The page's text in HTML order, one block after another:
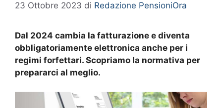
23 Ottobre 2023 di Redazione PensioniOra
Dal 2024 cambia la fatturazione e diventa
obbligatoriamente elettronica anche per i
regimi forfettari. Scopriamo la normativa per
prepararci al meglio.